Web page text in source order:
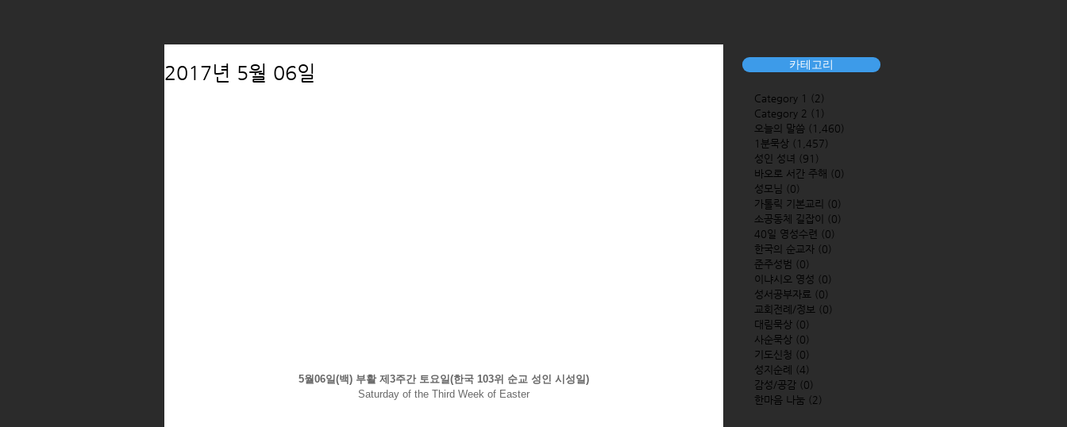
카테고리
Category 1 (2)
Category 2 (1)
오늘의 말씀 (1,460)
1분묵상 (1,457)
성인 성녀 (91)
바오로 서간 주해 (0)
성모님 (0)
가톨릭 기본교리 (0)
소공동체 길잡이
(0)
40일 영성수련 (0)
한국의 순교자 (0)
준주성범 (0)
이냐시오 영성 (0)
성서공부자료 (0)
교회전례/정보 (0)
대림묵상 (0)
사순묵상 (0)
기도신청 (0)
성지순례
(4)
감성/공감 (0)
한마음 나눔 (2)
2017년 5월 06일
5월06일(백) 부활 제3주간 토요일(한국 103위 순교 성인 시성일)
Saturday of the Third Week of Easter